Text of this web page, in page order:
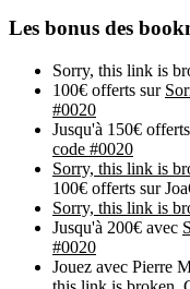
Les bonus des
Sorry, this link is
100€ offerts sur
#0020
Jusqu'à 150€
code #0020
Sorry, this link is
100€ offerts sur
Sorry, this link is
Jusqu'à 200€ avec
#0020
Jouez avec Pierre